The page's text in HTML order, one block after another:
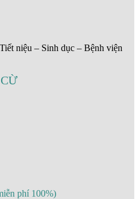
niệu – Sinh dục – Bệnh viện
phí 100%)